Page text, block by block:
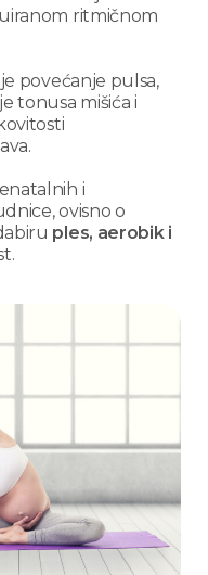
ritmičnom
povećanje pulsa,
tonusa mišića i
i
ovisno o
ples, aerobik i